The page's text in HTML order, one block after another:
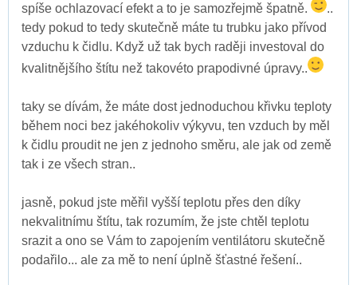
spíše ochlazovací efekt a to je samozřejmě špatně.
..
tedy pokud to tedy skutečně máte tu trubku jako přívod
vzduchu k čidlu. Když už tak bych raději investoval do
kvalitnějšího štítu než takovéto prapodivné úpravy..
taky se dívám, že máte dost jednoduchou křivku teploty
během noci bez jakéhokoliv výkyvu, ten vzduch by měl
k čidlu proudit ne jen z jednoho směru, ale jak od země
tak i ze všech stran..
jasně, pokud jste měřil vyšší teplotu přes den díky
nekvalitnímu štítu, tak rozumím, že jste chtěl teplotu
srazit a ono se Vám to zapojením ventilátoru skutečně
podařilo... ale za mě to není úplně šťastné řešení..